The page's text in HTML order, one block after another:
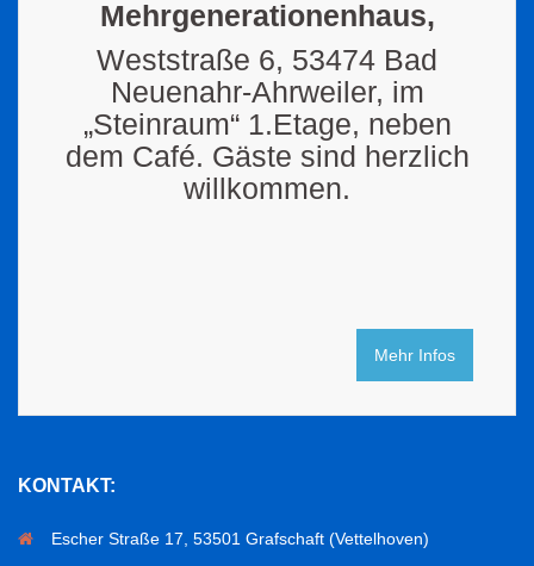
Mehrgenerationenhaus,
Weststraße 6, 53474 Bad
Neuenahr-Ahrweiler, im
„Steinraum“ 1.Etage, neben
dem Café. Gäste sind herzlich
willkommen.
Mehr Infos
KONTAKT:
Escher Straße 17, 53501 Grafschaft (Vettelhoven)